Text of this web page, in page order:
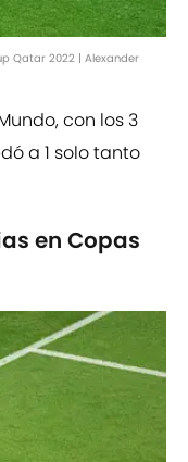
Qatar 2022 | Alexander
con los 3
a 1 solo tanto
en Copas